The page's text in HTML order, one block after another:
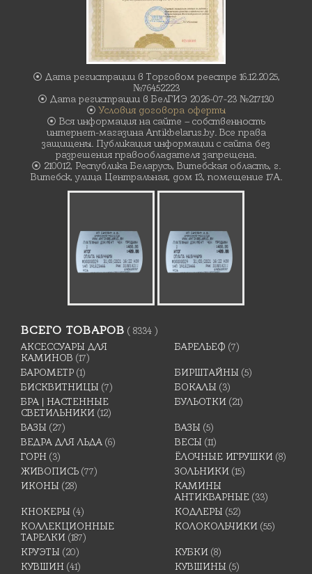
⦿ Дата регистрации в Торговом реестре 16.12.2025,
№76452223
⦿ Дата регистрации в БелГИЭ 2026-07-23 №217130
⦿Условия договора оферты
⦿ Вся информация на сайте – собственность
интернет-магазина Antikbelarus.by. Все права
защищены. Публикация информации с сайта без
разрешения правообладателя запрещена.
⦿ 210012, Республика Беларусь, Витебская область, г.
Витебск, улица Центральная, дом 13, помещение 17А.
ВСЕГО ТОВАРОВ ( 8334 )
АКСЕССУАРЫ ДЛЯ
КАМИНОВ (17)
БАРЕЛЬЕФ (7)
БАРОМЕТР (1) БИРШТАЙНЫ (5)
БИСКВИТНИЦЫ (7) БОКАЛЫ (3)
БРА | НАСТЕННЫЕ
СВЕТИЛЬНИКИ (12)
БУЛЬОТКИ (21)
ВАЗЫ (27) ВАЗЫ (5)
ВЕДРА ДЛЯ ЛЬДА (6) ВЕСЫ (11)
ГОРН (3) ЁЛОЧНЫЕ ИГРУШКИ (8)
ЖИВОПИСЬ (77) ЗОЛЬНИКИ (15)
ИКОНЫ (28)
КАМИНЫ
АНТИКВАРНЫЕ (33)
КНОКЕРЫ (4) КОДЛЕРЫ (52)
КОЛЛЕКЦИОННЫЕ
ТАРЕЛКИ (187)
КОЛОКОЛЬЧИКИ (55)
КРУЭТЫ (20) КУБКИ (8)
КУВШИН (41) КУВШИНЫ (5)